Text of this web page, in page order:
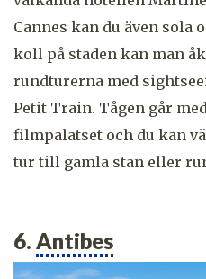
Cannes kan du även sola
koll på staden kan man
rundturerna med
Petit Train. Tågen går
filmpalatset och du kan
tur till gamla stan eller
6. Antibes